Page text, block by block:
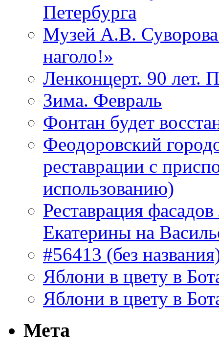
Петербурга
Музей А.В.
наголо!»
Ленконцерт. 90 лет.
Зима. Февраль
Фонтан будет
Феодоровский
реставрации с
использованию)
Реставрация
Екатерины на
#56413 (без
Яблони в цвету в
Яблони в цвету в
Мета